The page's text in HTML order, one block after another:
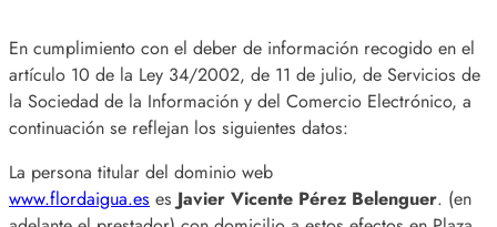
En cumplimiento con el deber de información recogido en el
artículo 10 de la Ley 34/2002, de 11 de julio, de Servicios de
la Sociedad de la Información y del Comercio Electrónico, a
continuación se reflejan los siguientes datos:
La persona titular del dominio web
www.flordaigua.es es Javier Vicente Pérez Belenguer. (en